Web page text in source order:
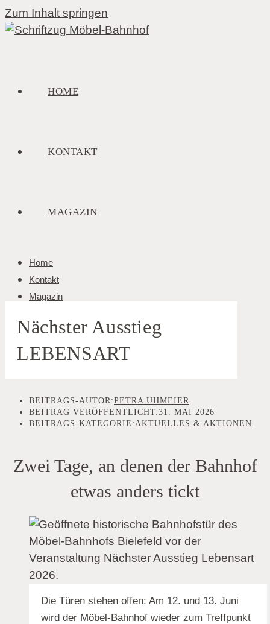
Zum Inhalt springen
HOME
KONTAKT
MAGAZIN
Home
Kontakt
Magazin
Nächster Ausstieg
LEBENSART
BEITRAGS-AUTOR:PETRA UHMEIER
BEITRAG VERÖFFENTLICHT:31. MAI 2026
BEITRAGS-KATEGORIE: AKTUELLES & AKTIONEN
Zwei Tage, an denen der Bahnhof
etwas anders tickt
Die Türen stehen offen: Am 12. und 13. Juni
wird der Möbel-Bahnhof wieder zum Treffpunkt